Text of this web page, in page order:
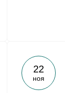
22
ноя